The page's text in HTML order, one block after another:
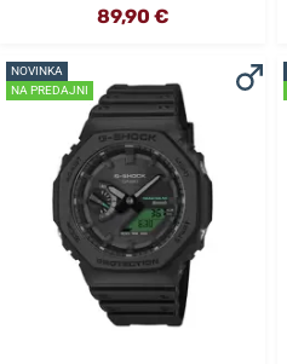
89,90 €
NOVINKA
NA PREDAJNI